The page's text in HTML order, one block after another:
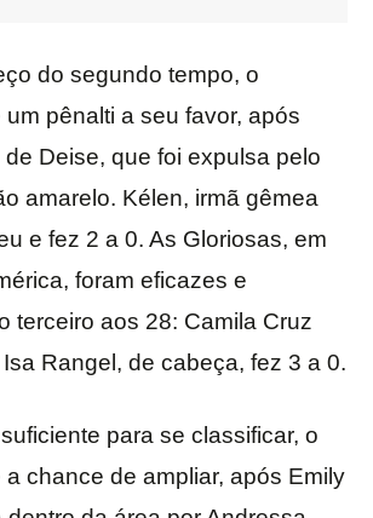
do segundo tempo, o
pênalti a seu favor, após
Deise, que foi expulsa pelo
amarelo. Kélen, irmã gêmea
e fez 2 a 0. As Gloriosas, em
foram eficazes e
terceiro aos 28: Camila Cruz
Rangel, de cabeça, fez 3 a 0.
para se classificar, o
a chance de ampliar, após Emily